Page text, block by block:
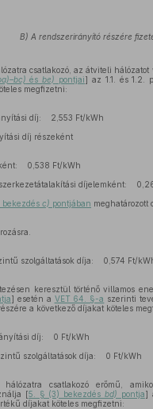
B) A rendszerirányító részére
csatlakozó, az átviteli
ésbe) pontjai] az 1.1. és 1.2.
megfizetni:
díj: 2,553 Ft/kWh
díj részeként
0,538 Ft/kWh
díjelemként:
bekezdés c) pontjában
szolgáltatások díja: 0,574 Ft/
keresztül történő villamos
] esetén a VET 64. §-a szerinti
a következő díjakat köteles
díj: 0 Ft/kWh
szolgáltatások díja: 0 Ft/kWh
csatlakozó erőmű,
[5. § (3) bekezdésbd) pontja]
díjakat köteles megfizetni: